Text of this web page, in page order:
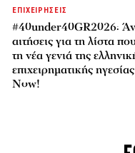
ΕΠΙΧΕΙΡΗΣΕΙΣ
#40under40GR2026:
αιτήσεις για τη λίστα
τη νέα γενιά της
επιχειρηματικής
Now!